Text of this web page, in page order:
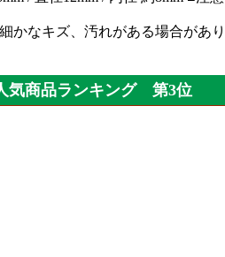
かなキズ、汚れがある場合があり
気商品ランキング 第3位